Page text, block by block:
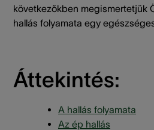
következőkben megismertetjük
hallás folyamata egy
Áttekintés:
A hallás folyamata
Az ép hallás